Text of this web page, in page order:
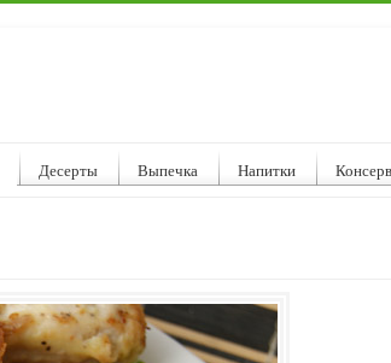
Десерты Выпечка Напитки